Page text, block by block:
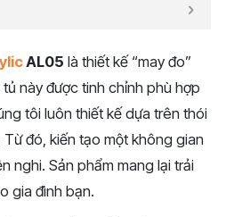
AL05 là thiết kế “may đo”
này được tinh chỉnh phù hợp
tôi luôn thiết kế dựa trên thói
đó, kiến tạo một không gian
nghi. Sản phẩm mang lại trải
gia đình bạn.